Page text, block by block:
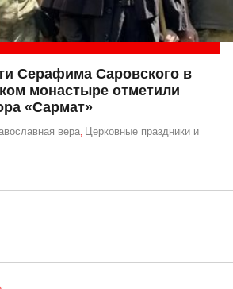
Серафима Саровского в
монастыре отметили
«Сармат»
вера Церковные праздники и